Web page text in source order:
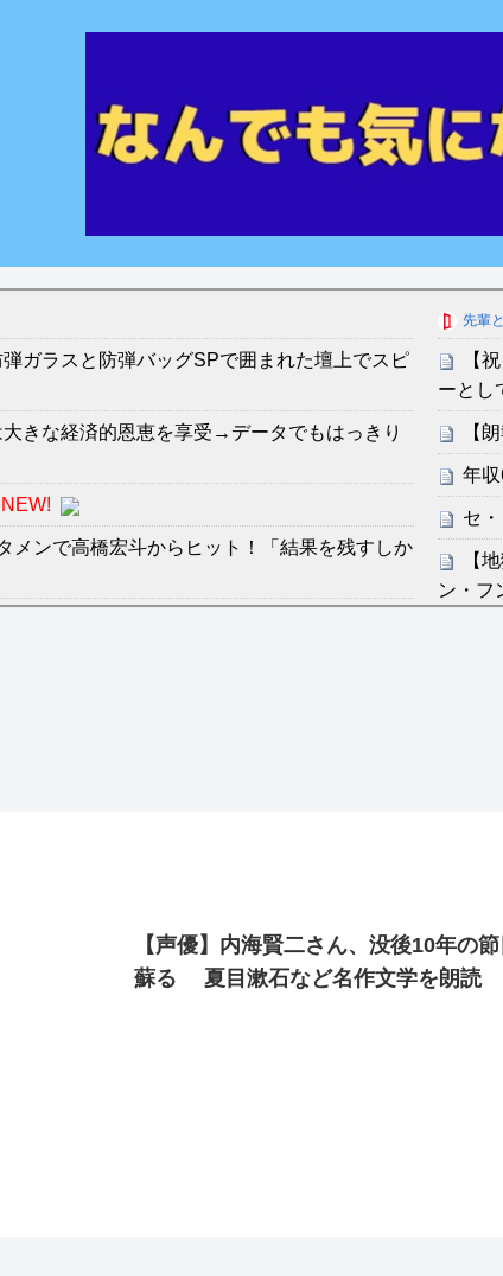
ガラスと防弾バッグSPで囲まれた壇上でスピ
きな経済的恩恵を享受→データでもはっきり
NEW!
メンで高橋宏斗からヒット！「結果を残すしか
先輩
【
ーとし
【
年
セ
【
ン・フ
「本
ァン衝撃
【声優】内海賢二さん、没後10年の
蘇る 夏目漱石など名作文学を朗読